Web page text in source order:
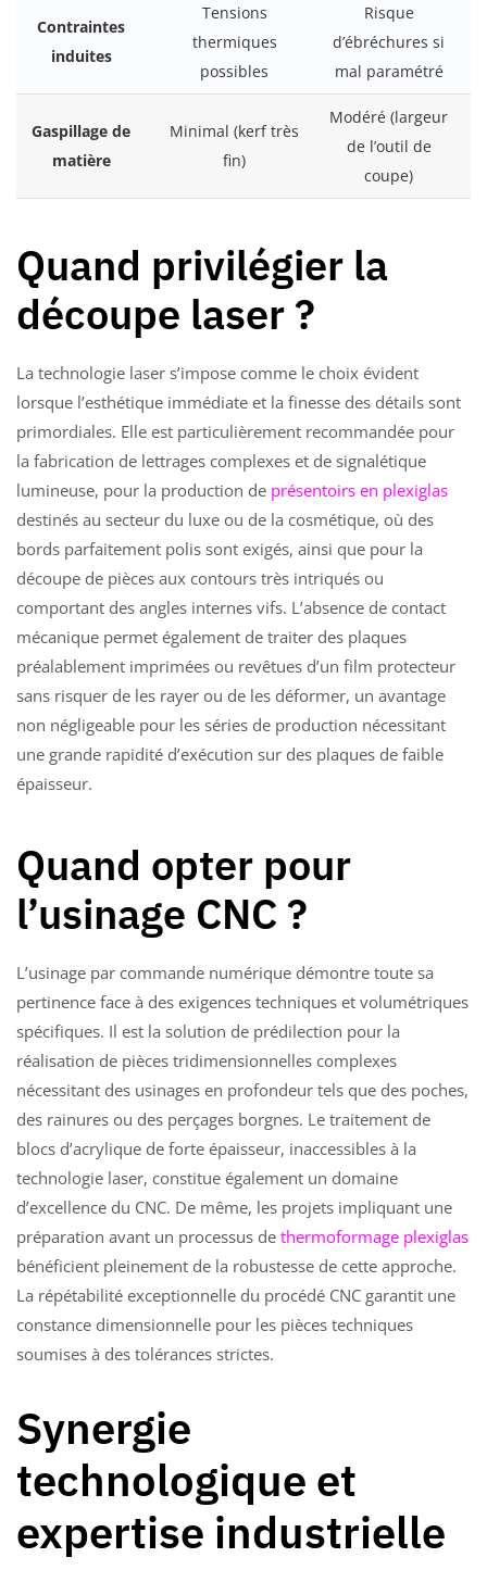
Contraintes
induites
Tensions
thermiques
possibles
Risque
d’ébréchures si
mal paramétré
Gaspillage de
matière
Minimal (kerf très
fin)
Modéré (largeur
de l’outil de
coupe)
Quand privilégier la
découpe laser ?
La technologie laser s’impose comme le choix évident
lorsque l’esthétique immédiate et la finesse des détails sont
primordiales. Elle est particulièrement recommandée pour
la fabrication de lettrages complexes et de signalétique
lumineuse, pour la production de présentoirs en plexiglas
destinés au secteur du luxe ou de la cosmétique, où des
bords parfaitement polis sont exigés, ainsi que pour la
découpe de pièces aux contours très intriqués ou
comportant des angles internes vifs. L’absence de contact
mécanique permet également de traiter des plaques
préalablement imprimées ou revêtues d’un film protecteur
sans risquer de les rayer ou de les déformer, un avantage
non négligeable pour les séries de production nécessitant
une grande rapidité d’exécution sur des plaques de faible
épaisseur.
Quand opter pour
l’usinage CNC ?
L’usinage par commande numérique démontre toute sa
pertinence face à des exigences techniques et volumétriques
spécifiques. Il est la solution de prédilection pour la
réalisation de pièces tridimensionnelles complexes
nécessitant des usinages en profondeur tels que des poches,
des rainures ou des perçages borgnes. Le traitement de
blocs d’acrylique de forte épaisseur, inaccessibles à la
technologie laser, constitue également un domaine
d’excellence du CNC. De même, les projets impliquant une
préparation avant un processus de thermoformage plexiglas
bénéficient pleinement de la robustesse de cette approche.
La répétabilité exceptionnelle du procédé CNC garantit une
constance dimensionnelle pour les pièces techniques
soumises à des tolérances strictes.
Synergie
technologique et
expertise industrielle